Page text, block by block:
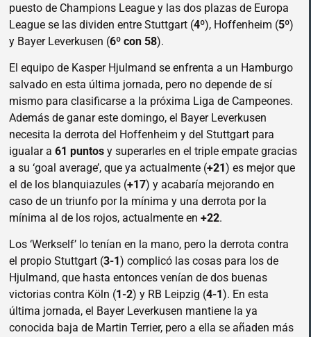
puesto de Champions League y las dos plazas de Europa
League se las dividen entre Stuttgart (4º), Hoffenheim (5º)
y Bayer Leverkusen (6º con 58).
El equipo de Kasper Hjulmand se enfrenta a un Hamburgo
salvado en esta última jornada, pero no depende de sí
mismo para clasificarse a la próxima Liga de Campeones.
Además de ganar este domingo, el Bayer Leverkusen
necesita la derrota del Hoffenheim y del Stuttgart para
igualar a 61 puntos y superarles en el triple empate gracias
a su ‘goal average’, que ya actualmente (+21) es mejor que
el de los blanquiazules (+17) y acabaría mejorando en
caso de un triunfo por la mínima y una derrota por la
mínima al de los rojos, actualmente en +22.
Los ‘Werkself’ lo tenían en la mano, pero la derrota contra
el propio Stuttgart (3-1) complicó las cosas para los de
Hjulmand, que hasta entonces venían de dos buenas
victorias contra Köln (1-2) y RB Leipzig (4-1). En esta
última jornada, el Bayer Leverkusen mantiene la ya
conocida baja de Martin Terrier, pero a ella se añaden más